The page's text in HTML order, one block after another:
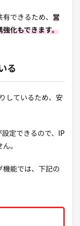
できるため、 営
強化もできます。
る
しているため、安
定できるので、IP
。
機能では、下記の